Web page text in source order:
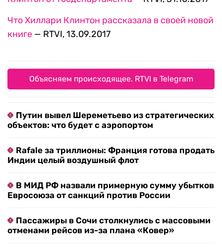
Что Хиллари Клинтон рассказала в своей новой
книге — RTVI, 13.09.2017
Объясняем происходящее. RTVI в Telegram
Путин вывел Шереметьево из стратегических
объектов: что будет с аэропортом
Rafale за триллионы: Франция готова продать
Индии целый воздушный флот
В МИД РФ назвали примерную сумму убытков
Евросоюза от санкций против России
Пассажиры в Сочи столкнулись с массовыми
отменами рейсов из-за плана «Ковер»